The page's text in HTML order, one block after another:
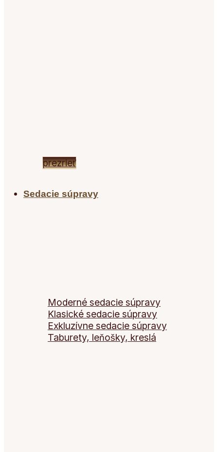
prezrieť
Sedacie súpravy
Moderné sedacie súpravy
Klasické sedacie súpravy
Exkluzívne sedacie súpravy
Taburety, leňošky, kreslá